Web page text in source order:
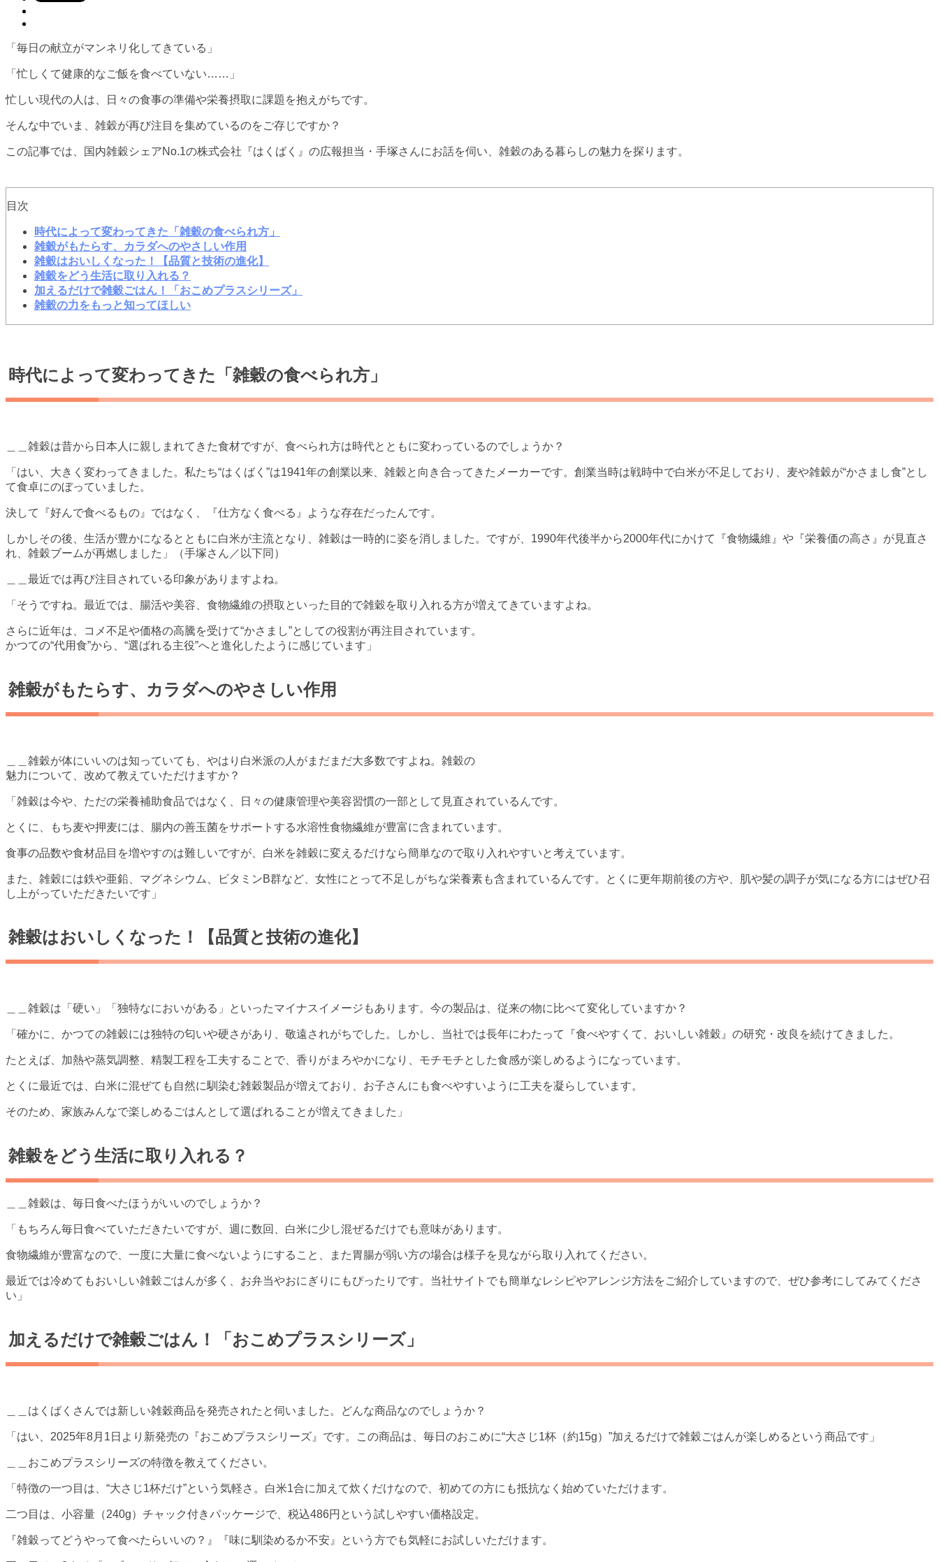
「毎日の献立がマンネリ化してきている」
「忙しくて健康的なご飯を食べていない……」
忙しい現代の人は、日々の食事の準備や栄養摂取に課題を抱えがちです。
そんな中でいま、雑穀が再び注目を集めているのをご存じですか？
この記事では、国内雑穀シェアNo.1の株式会社『はくばく』の広報担当・手塚さんにお話を伺い、雑穀のある暮らしの魅力を探ります。
目次
時代によって変わってきた「雑穀の食べられ方」
雑穀がもたらす、カラダへのやさしい作用
雑穀はおいしくなった！【品質と技術の進化】
雑穀をどう生活に取り入れる？
加えるだけで雑穀ごはん！「おこめプラスシリーズ」
雑穀の力をもっと知ってほしい
時代によって変わってきた「雑穀の食べられ方」
＿＿雑穀は昔から日本人に親しまれてきた食材ですが、食べられ方は時代とともに変わっているのでしょうか？
「はい、大きく変わってきました。私たち“はくばく”は1941年の創業以来、雑穀と向き合ってきたメーカーです。創業当時は戦時中で白米が不足しており、麦や雑穀が“かさまし食”とし
て食卓にのぼっていました。
決して『好んで食べるもの』ではなく、『仕方なく食べる』ような存在だったんです。
しかしその後、生活が豊かになるとともに白米が主流となり、雑穀は一時的に姿を消しました。ですが、1990年代後半から2000年代にかけて『食物繊維』や『栄養価の高さ』が見直さ
れ、雑穀ブームが再燃しました」（手塚さん／以下同）
＿＿最近では再び注目されている印象がありますよね。
「そうですね。最近では、腸活や美容、食物繊維の摂取といった目的で雑穀を取り入れる方が増えてきていますよね。
さらに近年は、コメ不足や価格の高騰を受けて“かさまし”としての役割が再注目されています。
かつての“代用食”から、“選ばれる主役”へと進化したように感じています」
雑穀がもたらす、カラダへのやさしい作用
＿＿雑穀が体にいいのは知っていても、やはり白米派の人がまだまだ大多数ですよね。雑穀の
魅力について、改めて教えていただけますか？
「雑穀は今や、ただの栄養補助食品ではなく、日々の健康管理や美容習慣の一部として見直されているんです。
とくに、もち麦や押麦には、腸内の善玉菌をサポートする水溶性食物繊維が豊富に含まれています。
食事の品数や食材品目を増やすのは難しいですが、白米を雑穀に変えるだけなら簡単なので取り入れやすいと考えています。
また、雑穀には鉄や亜鉛、マグネシウム、ビタミンB群など、女性にとって不足しがちな栄養素も含まれているんです。とくに更年期前後の方や、肌や髪の調子が気になる方にはぜひ召
し上がっていただきたいです」
雑穀はおいしくなった！【品質と技術の進化】
＿＿雑穀は「硬い」「独特なにおいがある」といったマイナスイメージもあります。今の製品は、従来の物に比べて変化していますか？
「確かに、かつての雑穀には独特の匂いや硬さがあり、敬遠されがちでした。しかし、当社では長年にわたって『食べやすくて、おいしい雑穀』の研究・改良を続けてきました。
たとえば、加熱や蒸気調整、精製工程を工夫することで、香りがまろやかになり、モチモチとした食感が楽しめるようになっています。
とくに最近では、白米に混ぜても自然に馴染む雑穀製品が増えており、お子さんにも食べやすいように工夫を凝らしています。
そのため、家族みんなで楽しめるごはんとして選ばれることが増えてきました」
雑穀をどう生活に取り入れる？
＿＿雑穀は、毎日食べたほうがいいのでしょうか？
「もちろん毎日食べていただきたいですが、週に数回、白米に少し混ぜるだけでも意味があります。
食物繊維が豊富なので、一度に大量に食べないようにすること、また胃腸が弱い方の場合は様子を見ながら取り入れてください。
最近では冷めてもおいしい雑穀ごはんが多く、お弁当やおにぎりにもぴったりです。当社サイトでも簡単なレシピやアレンジ方法をご紹介していますので、ぜひ参考にしてみてくださ
い」
加えるだけで雑穀ごはん！「おこめプラスシリーズ」
＿＿はくばくさんでは新しい雑穀商品を発売されたと伺いました。どんな商品なのでしょうか？
「はい、2025年8月1日より新発売の『おこめプラスシリーズ』です。この商品は、毎日のおこめに“大さじ1杯（約15g）”加えるだけで雑穀ごはんが楽しめるという商品です」
＿＿おこめプラスシリーズの特徴を教えてください。
「特徴の一つ目は、“大さじ1杯だけ”という気軽さ。白米1合に加えて炊くだけなので、初めての方にも抵抗なく始めていただけます。
二つ目は、小容量（240g）チャック付きパッケージで、税込486円という試しやすい価格設定。
『雑穀ってどうやって食べたらいいの？』『味に馴染めるか不安』という方でも気軽にお試しいただけます。